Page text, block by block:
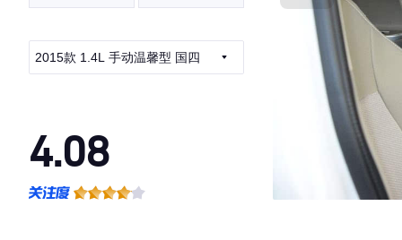
2015款 1.4L 手动温馨型 国四
4.08